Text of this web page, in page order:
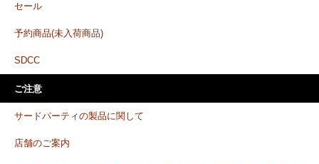
セール
予約商品(未入荷商品)
SDCC
ご注意
サードパーティの製品に関して
店舗のご案内